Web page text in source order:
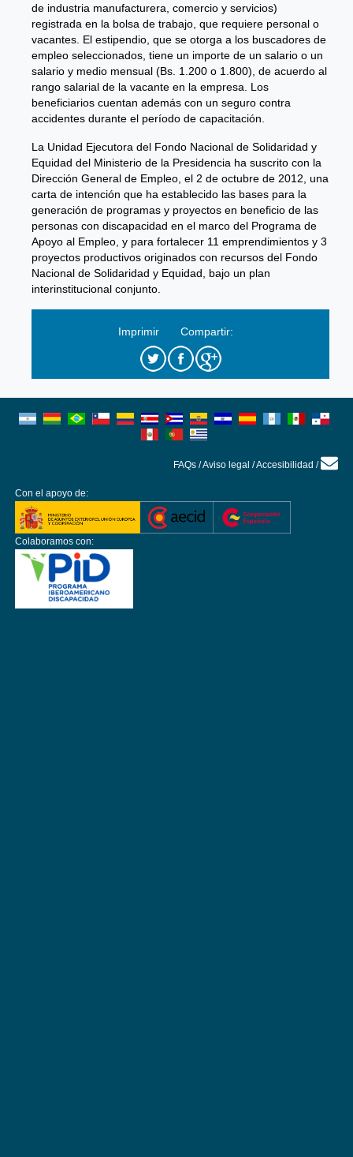
de industria manufacturera, comercio y servicios)
registrada en la bolsa de trabajo, que requiere personal o
vacantes. El estipendio, que se otorga a los buscadores de
empleo seleccionados, tiene un importe de un salario o un
salario y medio mensual (Bs. 1.200 o 1.800), de acuerdo al
rango salarial de la vacante en la empresa. Los
beneficiarios cuentan además con un seguro contra
accidentes durante el período de capacitación.
La Unidad Ejecutora del Fondo Nacional de Solidaridad y
Equidad del Ministerio de la Presidencia ha suscrito con la
Dirección General de Empleo, el 2 de octubre de 2012, una
carta de intención que ha establecido las bases para la
generación de programas y proyectos en beneficio de las
personas con discapacidad en el marco del Programa de
Apoyo al Empleo, y para fortalecer 11 emprendimientos y 3
proyectos productivos originados con recursos del Fondo
Nacional de Solidaridad y Equidad, bajo un plan
interinstitucional conjunto.
Imprimir Compartir:
FAQs /Aviso legal /Accesibilidad /
Con el apoyo de:
Colaboramos con: